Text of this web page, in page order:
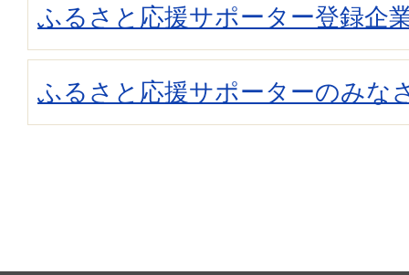
ふるさと応援サポーター登録企
ふるさと応援サポーターのみな